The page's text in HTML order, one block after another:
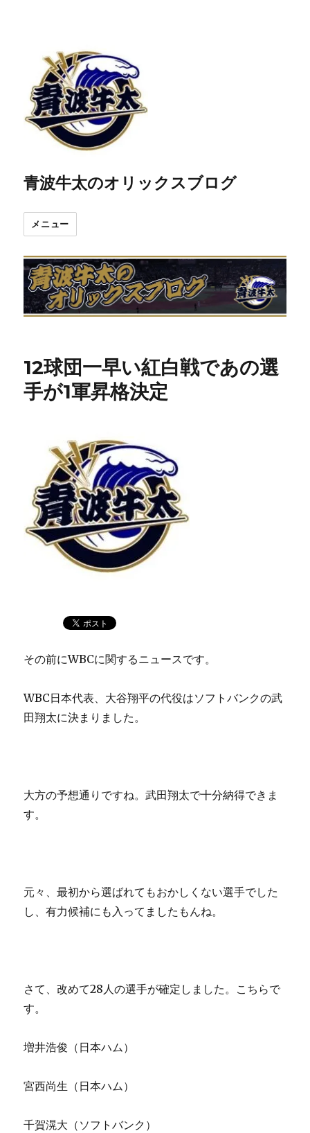
青波牛太のオリックスブログ
メニュー
12球団一早い紅白戦であの選
手が1軍昇格決定
その前にWBCに関するニュースです。
WBC日本代表、大谷翔平の代役はソフトバンクの武
田翔太に決まりました。
大方の予想通りですね。武田翔太で十分納得できま
す。
元々、最初から選ばれてもおかしくない選手でした
し、有力候補にも入ってましたもんね。
さて、改めて28人の選手が確定しました。こちらで
す。
増井浩俊（日本ハム）
宮西尚生（日本ハム）
千賀滉大（ソフトバンク）